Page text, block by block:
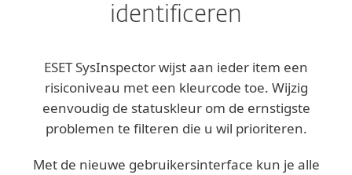
identificeren
ESET SysInspector wijst aan ieder item een
risiconiveau met een kleurcode toe. Wijzig
eenvoudig de statuskleur om de ernstigste
problemen te filteren die u wil prioriteren.
Met de nieuwe gebruikersinterface kun je alle